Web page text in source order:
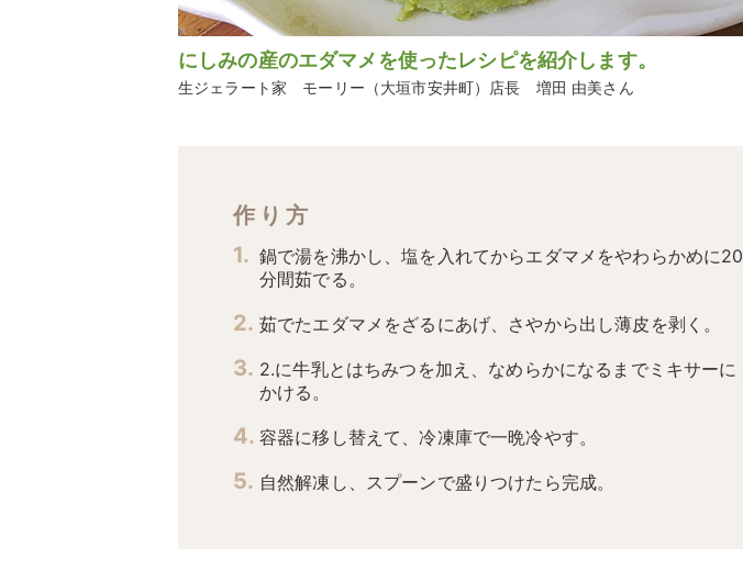
にしみの産のエダマメを使ったレシピを紹介します。
生ジェラート家 モーリー（大垣市安井町）店長 増田 由美さん
作り方
鍋で湯を沸かし、塩を入れてからエダマメをやわらかめに20
分間茹でる。
茹でたエダマメをざるにあげ、さやから出し薄皮を剥く。
2.に牛乳とはちみつを加え、なめらかになるまでミキサーに
かける。
容器に移し替えて、冷凍庫で一晩冷やす。
自然解凍し、スプーンで盛りつけたら完成。